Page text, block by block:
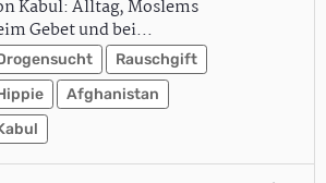
Kabul: Alltag, Moslems
Gebet und bei…
Rauschgift
Afghanistan